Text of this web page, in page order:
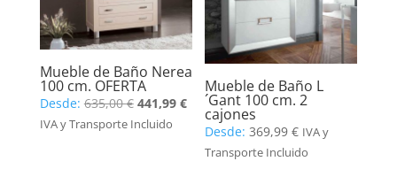
Mueble de Baño Nerea
100 cm. OFERTA
Desde: 635,00€ El
precio
441,99 €El
precio
IVA y Transporte Incluido
Mueble de Baño L
´Gant 100 cm. 2
cajones
Desde:369,99€ IVA y
Transporte Incluido